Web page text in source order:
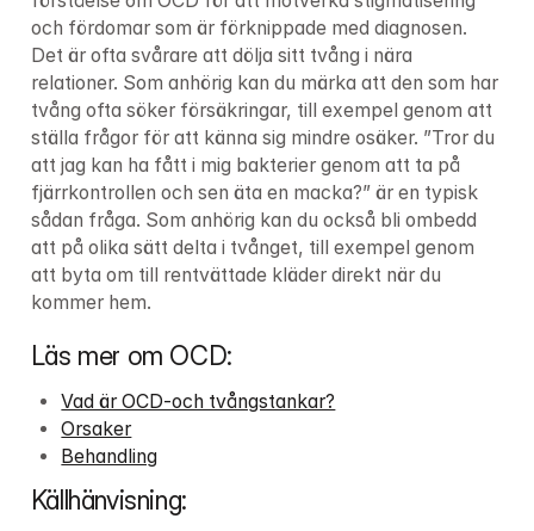
och fördomar som är förknippade med diagnosen.
Det är ofta svårare att dölja sitt tvång i nära
relationer. Som anhörig kan du märka att den som har
tvång ofta söker försäkringar, till exempel genom att
ställa frågor för att känna sig mindre osäker. ”Tror du
att jag kan ha fått i mig bakterier genom att ta på
fjärrkontrollen och sen äta en macka?” är en typisk
sådan fråga. Som anhörig kan du också bli ombedd
att på olika sätt delta i tvånget, till exempel genom
att byta om till rentvättade kläder direkt när du
kommer hem.
Läs mer om OCD:
Vad är OCD-och tvångstankar?
Orsaker
Behandling
Källhänvisning: